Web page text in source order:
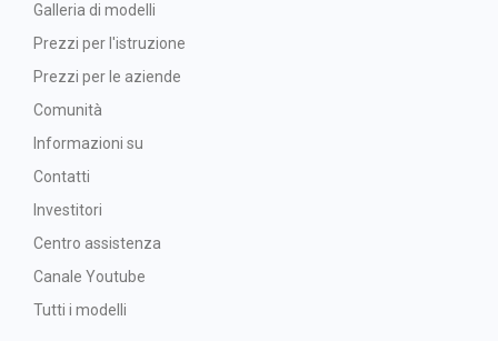
Galleria di modelli
Prezzi per l'istruzione
Prezzi per le aziende
Comunità
Informazioni su
Contatti
Investitori
Centro assistenza
Canale Youtube
Tutti i modelli